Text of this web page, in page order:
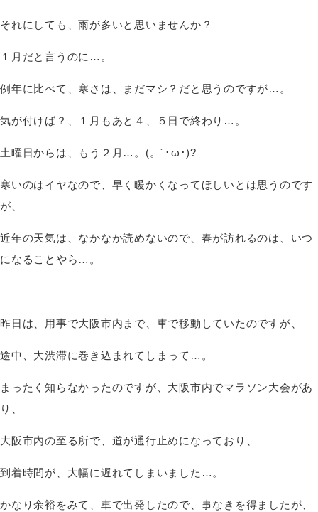
それにしても、雨が多いと思いませんか？
１月だと言うのに…。
例年に比べて、寒さは、まだマシ？だと思うのですが…。
気が付けば？、１月もあと４、５日で終わり…。
土曜日からは、もう２月…。(。´･ω･)?
寒いのはイヤなので、早く暖かくなってほしいとは思うのです
が、
近年の天気は、なかなか読めないので、春が訪れるのは、いつ
になることやら…。
昨日は、用事で大阪市内まで、車で移動していたのですが、
途中、大渋滞に巻き込まれてしまって…。
まったく知らなかったのですが、大阪市内でマラソン大会があ
り、
大阪市内の至る所で、道が通行止めになっており、
到着時間が、大幅に遅れてしまいました…。
かなり余裕をみて、車で出発したので、事なきを得ましたが、